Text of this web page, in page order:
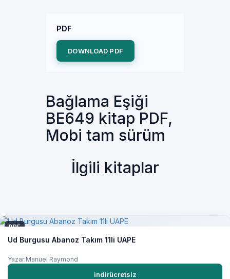
PDF
DOWNLOAD PDF
Bağlama Eşiği
BE649 kitap PDF,
Mobi tam sürüm
İlgili kitaplar
PDF
Ud Burgusu Abanoz Takım 11li UAPE
Yazar:Manuel Raymond
indirücretsiz